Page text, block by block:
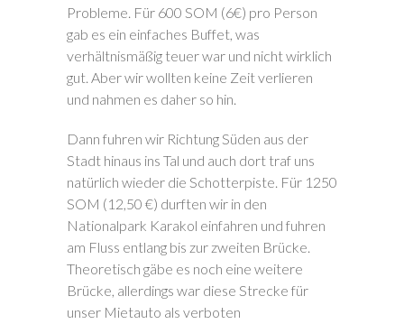
Probleme. Für 600 SOM (6€) pro Person
gab es ein einfaches Buffet, was
verhältnismäßig teuer war und nicht wirklich
gut. Aber wir wollten keine Zeit verlieren
und nahmen es daher so hin.
Dann fuhren wir Richtung Süden aus der
Stadt hinaus ins Tal und auch dort traf uns
natürlich wieder die Schotterpiste. Für 1250
SOM (12,50 €) durften wir in den
Nationalpark Karakol einfahren und fuhren
am Fluss entlang bis zur zweiten Brücke.
Theoretisch gäbe es noch eine weitere
Brücke, allerdings war diese Strecke für
unser Mietauto als verboten